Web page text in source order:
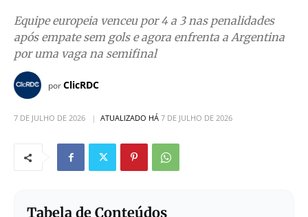
Equipe europeia venceu por 4 a 3 nas penalidades
após empate sem gols e agora enfrenta a Argentina
por uma vaga na semifinal
porClicRDC
7 DE JULHO DE 2026 ATUALIZADO HÁ 7 DE JULHO DE 2026
Tabela de Conteúdos